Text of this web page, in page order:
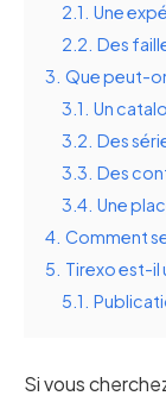
2.1. Une
2.2. Des
3. Que peut-
3.1. Un
3.2. Des
3.3. Des
3.4. Une
4. Comment
5. Tirexo est-il
5.1.
Si vous